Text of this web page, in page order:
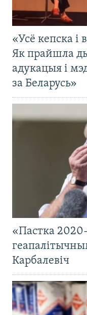
«Усё кепска і
Як прайшла
адукацыя і
за Беларусь»
«Пастка
Карбалевіч